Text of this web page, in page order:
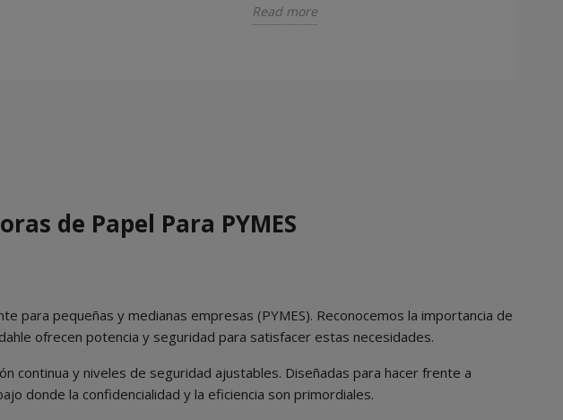
Read more
de Papel Para PYMES
para pequeñas y medianas empresas (PYMES). Reconocemos la importancia de
ofrecen potencia y seguridad para satisfacer estas necesidades.
continua y niveles de seguridad ajustables. Diseñadas para hacer frente a
donde la confidencialidad y la eficiencia son primordiales.